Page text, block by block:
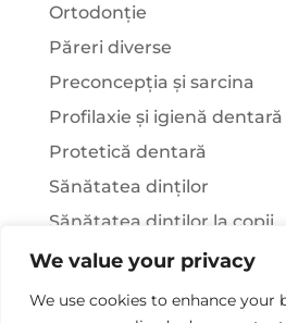
We value your privacy
We use cookies to enhance your
Ortodonție
Păreri diverse
Preconcepția și sarcina
Profilaxie și igienă dentară
Protetică dentară
Sănătatea dinților
Sănătatea dinților la copii
Știați că…?
Tratamentul stomatologic
afecțiuni sistemice